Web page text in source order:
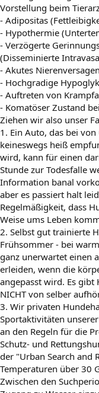
Vorstellung beim
- Adipositas
- Hypothermie
- Verzögerte
(Disseminierte
- Akutes Nierenversagen
- Hochgradige
- Auftreten von
- Komatöser Zustand
Ziehen wir also unser
1. Ein Auto, das bei
keineswegs heiß
wird, kann für einen
Stunde zur Todesfalle
Information banal
aber es passiert halt
Regelmäßigkeit, dass
Weise ums Leben
2. Selbst gut trainierte
Frühsommer - bei
ganz unerwartet einen
erleiden, wenn die
angepasst wird. Es gibt
NICHT von selber
3. Wir privaten
Sportaktivitäten
an den Regeln für die
Schutz- und
der "Urban Search and
Temperaturen über 30
Zwischen den